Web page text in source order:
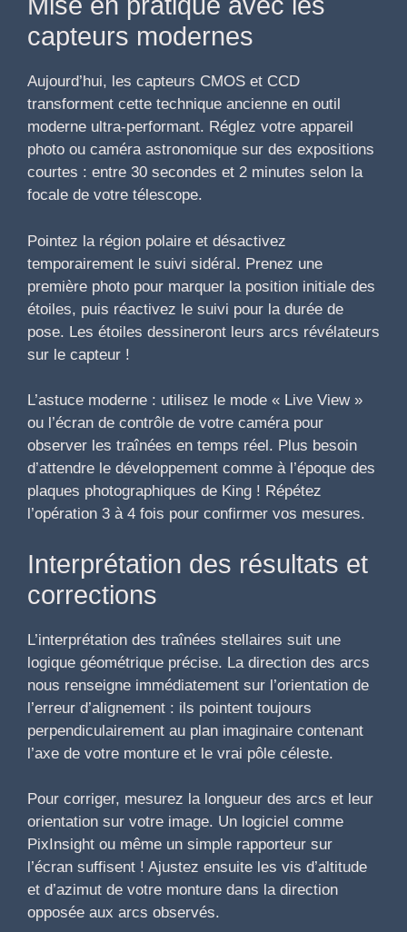
capteurs modernes
Aujourd’hui, les capteurs CMOS et CCD
transforment cette technique ancienne en outil
moderne ultra-performant. Réglez votre appareil
photo ou caméra astronomique sur des expositions
courtes : entre 30 secondes et 2 minutes selon la
focale de votre télescope.
Pointez la région polaire et désactivez
temporairement le suivi sidéral. Prenez une
première photo pour marquer la position initiale des
étoiles, puis réactivez le suivi pour la durée de
pose. Les étoiles dessineront leurs arcs révélateurs
sur le capteur !
L’astuce moderne : utilisez le mode « Live View »
ou l’écran de contrôle de votre caméra pour
observer les traînées en temps réel. Plus besoin
d’attendre le développement comme à l’époque des
plaques photographiques de King ! Répétez
l’opération 3 à 4 fois pour confirmer vos mesures.
Interprétation des résultats et
corrections
L’interprétation des traînées stellaires suit une
logique géométrique précise. La direction des arcs
nous renseigne immédiatement sur l’orientation de
l’erreur d’alignement : ils pointent toujours
perpendiculairement au plan imaginaire contenant
l’axe de votre monture et le vrai pôle céleste.
Pour corriger, mesurez la longueur des arcs et leur
orientation sur votre image. Un logiciel comme
PixInsight ou même un simple rapporteur sur
l’écran suffisent ! Ajustez ensuite les vis d’altitude
et d’azimut de votre monture dans la direction
opposée aux arcs observés.